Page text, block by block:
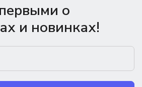
о
и новинках!